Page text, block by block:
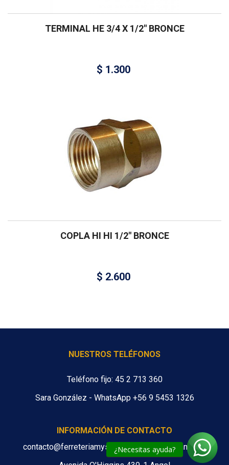
¿Necesitas ayuda?
TERMINAL HE 3/4 X 1/2″ BRONCE
$ 1.300
COPLA HI HI 1/2″ BRONCE
$ 2.600
NUESTROS TELÉFONOS
Teléfono fijo: 45 2 713 360
Sara González - WhatsApp +56 9 5453 1326
INFORMACIÓN DE CONTACTO
contacto@ferreteriamys.cl ventas@ferreteriamys.cl